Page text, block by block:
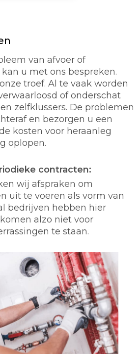
van afvoer of
u met ons bespreken.
troef. Al te vaak worden
of onderschat
zelfklussers. De problemen
en bezorgen u een
kosten voor heraanleg
oplopen.
contracten:
wij afspraken om
uit te voeren als vorm van
bedrijven hebben hier
alzo niet voor
te staan.